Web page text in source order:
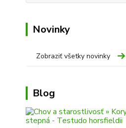
Novinky
Zobraziť všetky novinky
Blog